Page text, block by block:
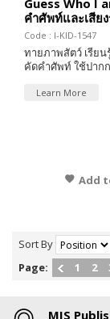
คำศัพท์และเสีย
Code : I-KID-1547
ทายภาพสัตว์ เรียน
คัดคำศัพท์ ใช้ปาก
Learn More
Add
Sort By
Page:
1 2
MIS